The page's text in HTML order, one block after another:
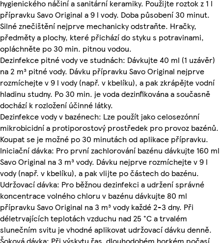
hygienického náčiní a sanitární keramiky. Použijte roztok z 1 l
přípravku Savo Original a 9 l vody. Doba působení 30 minut.
Silné znečištění nejprve mechanicky odstraňte. Hračky,
předměty a plochy, které přichází do styku s potravinami,
opláchněte po 30 min. pitnou vodou.
Dezinfekce pitné vody ve studnách: Dávkujte 40 ml (1 uzávěr)
na 2 m³ pitné vody. Dávku přípravku Savo Original nejprve
rozmíchejte v 9 l vody (např. v kbelíku), a pak zkrápějte vodní
hladinu studny. Po 30 min. je voda dezinfikována a současně
dochází k rozložení účinné látky.
Dezinfekce vody v bazénech: Lze použít jako celosezónní
mikrobicidní a protiporostový prostředek pro provoz bazénů.
Koupat se je možné po 30 minutách od aplikace přípravku.
Iniciační dávka: Pro první zachlorování bazénu dávkujte 160 ml
Savo Original na 3 m³ vody. Dávku nejprve rozmíchejte v 9 l
vody (např. v kbelíku), a pak vlijte po částech do bazénu.
Udržovací dávka: Pro běžnou dezinfekci a udržení správné
koncentrace volného chloru v bazénu dávkujte 80 ml
přípravku Savo Original na 3 m³ vody každé 2-3 dny. Při
déletrvajících teplotách vzduchu nad 25 °C a trvalém
slunečním svitu je vhodné aplikovat udržovací dávku denně.